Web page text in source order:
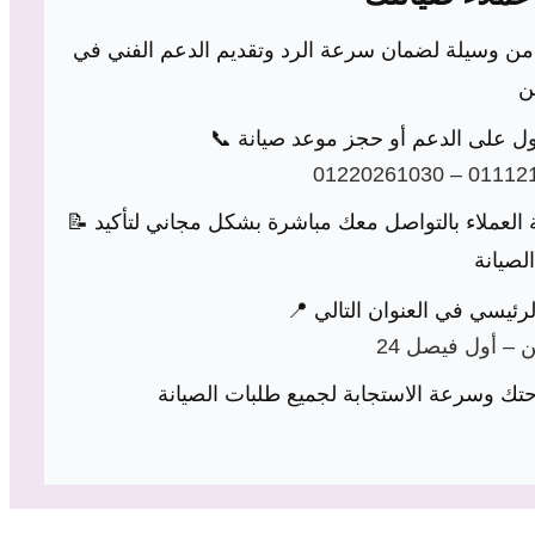
وسيلة لضمان سرعة الرد وتقديم الدعم الفني في
01220261030 –
📝 عبر نموذج التواصل: يمكنك ملء استمارة الطلب، وسيقوم فريق خدمة العملاء بالتواصل معك مباشرة بشكل مجاني لتأكيد
– أول فيصل